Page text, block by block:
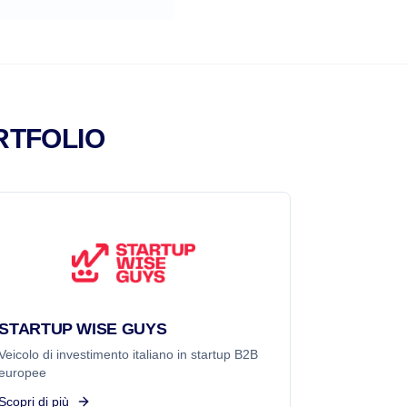
WISE GUYS
di investimento italiano in startup B2B
di più